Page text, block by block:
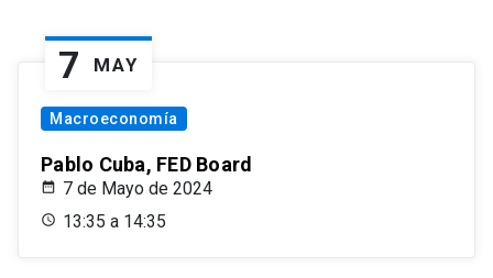
7 MAY
Macroeconomía
Pablo Cuba, FED Board
7 de Mayo de 2024
13:35 a 14:35